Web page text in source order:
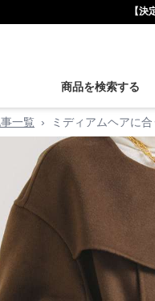
【
商品を検索する
一覧 › ミディアムヘアに